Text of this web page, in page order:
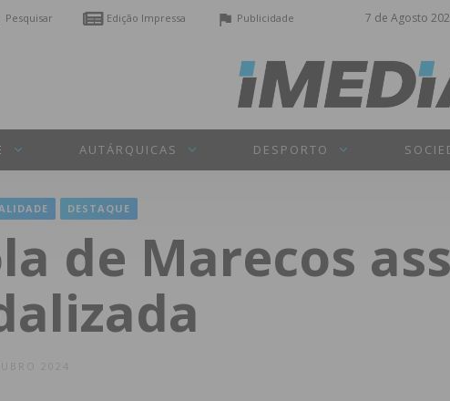
7 de Agosto
Pesquisar Edição Impressa Publicidade
AUTÁRQUICAS DESPORTO
DESTAQUE
de Marecos
2024